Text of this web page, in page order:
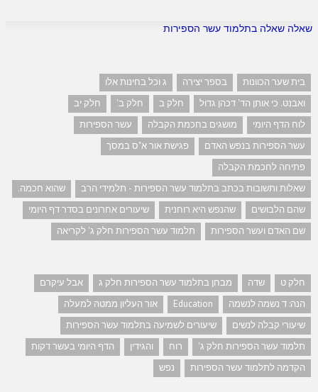
שאלה שאלה בתלמוד עשר הספירות
בית שער הכוונות בספר יצירה
ג וכל בחינות אלו
ואבנט. כי אותן הד' דכהן גדול
חלק ב חלק ב'
חלק יב
לוח הדף היומי
מושגים בחכמת הקבלה
עשר הספירות
עשר הספירות בנפש האדם
פגישת אור א"ס במסך
פתיחה לחכמת הקבלה
שאלות ותשובות בכתב בתלמוד עשר הספירות - תלמידי הרב
שהוא חכמה.
שהם הלבושים
שהנפש היא רוחנית
שיעורים אחרונים בסדר דף היומי
שם האדם ועשר הספירות
תלמוד עשר הספירות חלק ג' לקריאה
חלק ט שדה מבחן בתלמוד עשר הספירות חלק ג
אבל עיקרם
הנה: ד נשמה לנשמה
Education
אור העליון ממטה למעלה
שיעורי קבלה לנשים
שיעורים לשמיעה בתלמוד עשר הספירות
תלמוד עשר הספירות חלק ג'
רוח והגידין
הדף היומי בעשר דקות
הקדמה לתלמוד עשר הספירות
נפש